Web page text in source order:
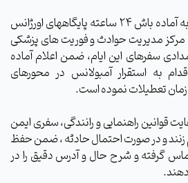
رئیس اورژانس 115 با اشاره به آماده باش 24 ساعته پایگاههای اورژانس
مرکز مدیریت حوادث و فوریت های پزشکی
سفرهای این ایام، ضمن اعلام آماده
به استقرار آمبولانس در محورهای
زمان تعطیلات نموده است.
قوانین راهنمایی و رانندگی، سفری ایمن
زنند و در صورت احتمال حادثه ، ضمن حفظ
، با شماره 115 تماس گرفته و شرح حال و آدرس دقیق را در
دهند.